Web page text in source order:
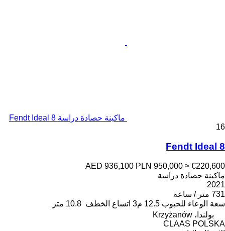
ماكينة حصادة دراسة Fendt Ideal 8
16
Fendt Ideal 8
AED 936,100 PLN 950,000 ≈ €220,600
ماكينة حصادة دراسة
2021
731 متر / ساعة
سعة الوعاء للحبوب 12.5 م3 اتساع الخطف 10.8 متر
بولندا، Krzyżanów
CLAAS POLSKA